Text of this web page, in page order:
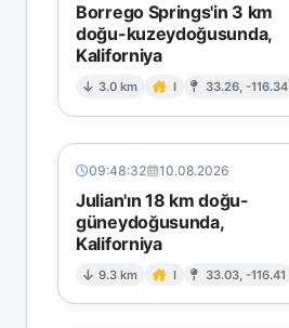
Borrego Springs'in 3 km
doğu-kuzeydoğusunda,
Kaliforniya
3.0 km I 33.26, -116.34
09:48:32 10.08.2026
Julian'ın 18 km doğu-
güneydoğusunda,
Kaliforniya
9.3 km I 33.03, -116.41